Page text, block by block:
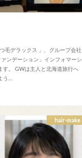
毛デラックス 」、グループ会社
ンデーション」インフォマーシ
す。 GWは主人と北海道旅行へ
…
hair-make